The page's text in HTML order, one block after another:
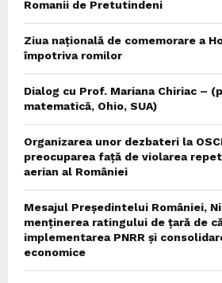
Romanii de Pretutindeni
Ziua națională de comemorare a
împotriva romilor
Dialog cu Prof. Mariana Chiriac –
matematică, Ohio, SUA)
Organizarea unor dezbateri la
preocuparea față de violarea
aerian al României
Mesajul Președintelui României,
menținerea ratingului de țară de
implementarea PNRR și
economice